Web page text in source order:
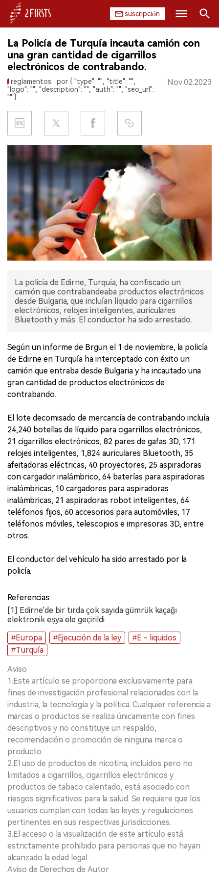
suscripción
INICIO
EMPRESA
PRODUCTO
REGULACIÓN
CHINA
DATOS
EXPOSICIÓN
ENTREVISTA
Buscar
La Policía de Turquía incauta camión con
una gran cantidad de cigarrillos
electrónicos de contrabando.
reglamentos
por { "type": "", "title": "",
"logo": "", "description": "", "auth": "", "seo_url":
"" }
Nov.02.2023
La policía de Edirne, Turquía, ha confiscado un
camión que contrabandeaba productos electrónicos
desde Bulgaria, que incluían líquido para cigarrillos
electrónicos, relojes inteligentes, auriculares
Bluetooth y más. El conductor ha sido arrestado.
Según un informe de Brgun el 1 de noviembre, la policía
de Edirne en Turquía ha interceptado con éxito un
camión que entraba desde Bulgaria y ha incautado una
gran cantidad de productos electrónicos de
contrabando.
El lote decomisado de mercancía de contrabando incluía
24,240 botellas de líquido para cigarrillos electrónicos,
21 cigarrillos electrónicos, 82 pares de gafas 3D, 171
relojes inteligentes, 1,824 auriculares Bluetooth, 35
afeitadoras eléctricas, 40 proyectores, 25 aspiradoras
con cargador inalámbrico, 64 baterías para aspiradoras
inalámbricas, 10 cargadores para aspiradoras
inalámbricas, 21 aspiradoras robot inteligentes, 64
teléfonos fijos, 60 accesorios para automóviles, 17
teléfonos móviles, telescopios e impresoras 3D, entre
otros.
El conductor del vehículo ha sido arrestado por la
policía.
Referencias:
[1] Edirne'de bir tırda çok sayıda gümrük kaçağı
elektronik eşya ele geçirildi
#Europa
#Ejecución de la ley
#E - liquidos
#Turquía
Aviso
1.Este artículo se proporciona exclusivamente para
fines de investigación profesional relacionados con la
industria, la tecnología y la política. Cualquier referencia a
marcas o productos se realiza únicamente con fines
descriptivos y no constituye un respaldo,
recomendación o promoción de ninguna marca o
producto.
2.El uso de productos de nicotina, incluidos pero no
limitados a cigarrillos, cigarrillos electrónicos y
productos de tabaco calentado, está asociado con
riesgos significativos para la salud. Se requiere que los
usuarios cumplan con todas las leyes y regulaciones
pertinentes en sus respectivas jurisdicciones.
3.El acceso o la visualización de este artículo está
estrictamente prohibido para personas que no hayan
alcanzado la edad legal.
Aviso de Derechos de Autor